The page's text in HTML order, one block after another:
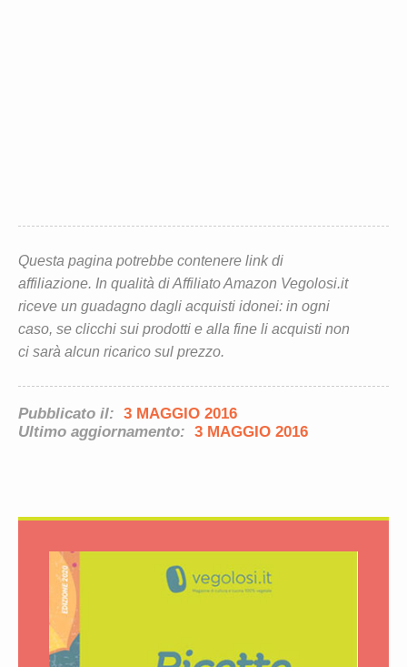
Questa pagina potrebbe contenere link di
affiliazione. In qualità di Affiliato Amazon Vegolosi.it
riceve un guadagno dagli acquisti idonei: in ogni
caso, se clicchi sui prodotti e alla fine li acquisti non
ci sarà alcun ricarico sul prezzo.
Pubblicato il: 3 MAGGIO 2016
Ultimo aggiornamento: 3 MAGGIO 2016